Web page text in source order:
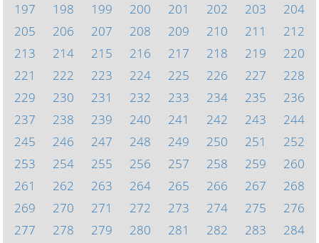
197
198 199 200 201 202 203
204
205
206 207 208 209 210 211
212
213
214 215 216 217 218 219
220
221
222 223 224 225 226 227
228
229
230 231 232 233 234 235
236
237
238 239 240 241 242 243
244
245
246 247 248 249 250 251
252
253
254 255 256 257 258 259
260
261
262 263 264 265 266 267
268
269
270 271 272 273 274 275
276
277
278 279 280 281 282 283
284